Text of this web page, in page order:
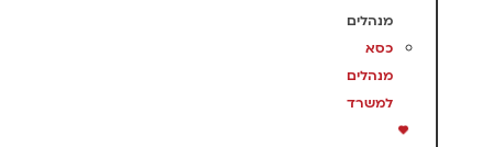
מנהלים
כסא
מנהלים
למשרד